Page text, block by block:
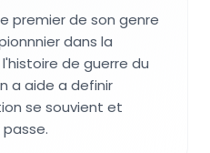
premier de son genre
dans la
de guerre du
a aide a definir
se souvient et